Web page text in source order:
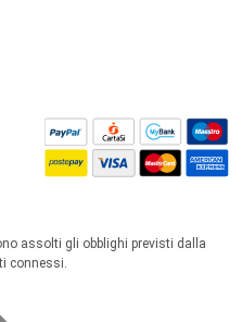
assolti gli obblighi previsti dalla
connessi.